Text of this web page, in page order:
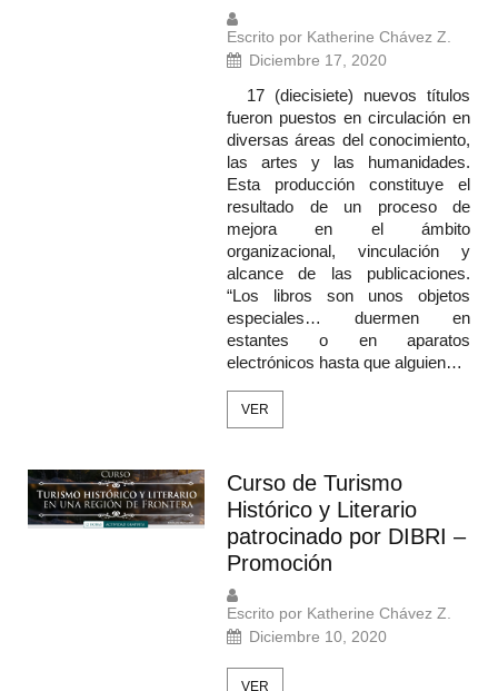
Escrito por Katherine Chávez Z.
Diciembre 17, 2020
17 (diecisiete) nuevos títulos
fueron puestos en circulación en
diversas áreas del conocimiento,
las artes y las humanidades.
Esta producción constituye el
resultado de un proceso de
mejora en el ámbito
organizacional, vinculación y
alcance de las publicaciones.
“Los libros son unos objetos
especiales… duermen en
estantes o en aparatos
electrónicos hasta que alguien…
VER
Curso de Turismo
Histórico y Literario
patrocinado por DIBRI –
Promoción
Escrito por Katherine Chávez Z.
Diciembre 10, 2020
VER